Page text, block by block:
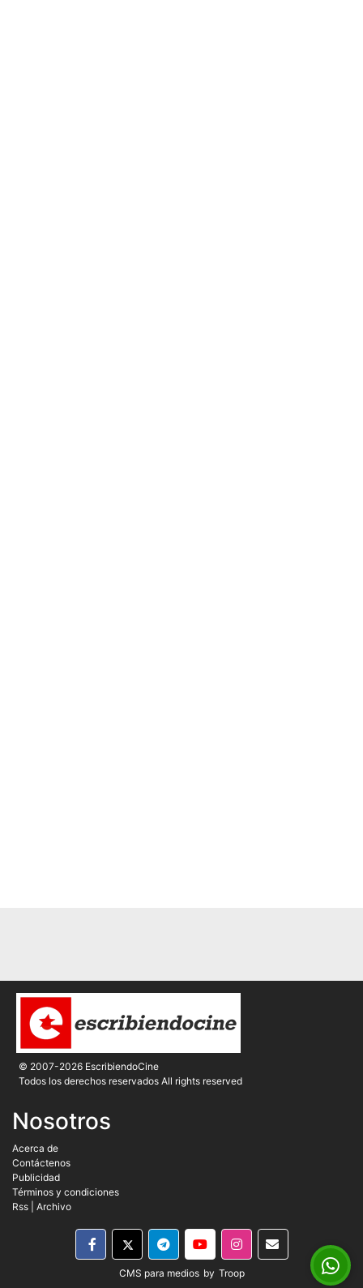
© 2007-2026 EscribiendoCine
Todos los derechos reservados All rights reserved
Nosotros
Acerca de
Contáctenos
Publicidad
Términos y condiciones
Rss
Archivo
CMS para medios by Troop